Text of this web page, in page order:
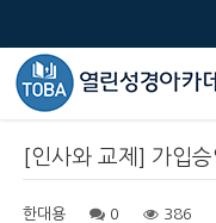
[인사와 교제] 가입
한대용 0 386